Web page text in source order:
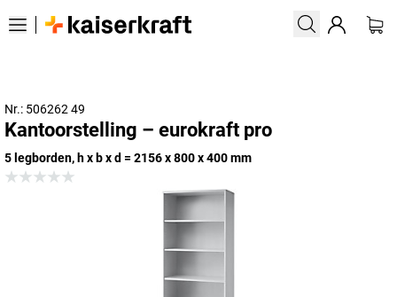
Nr.: 506262 49
Kantoorstelling – eurokraft pro
5 legborden, h x b x d = 2156 x 800 x 400 mm